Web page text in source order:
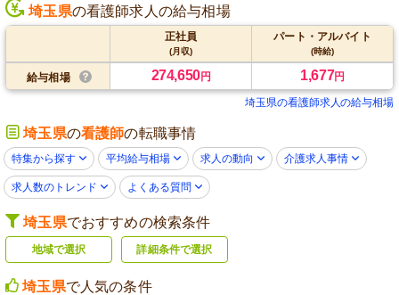
埼玉県の看護師求人の給与相場
正社員
(月収)
パート・アルバイト
(時給)
給与相場 274,650円 1,677円
埼玉県の看護師求人の給与相場
埼玉県の看護師の転職事情
特集から探す 平均給与相場 求人の動向 介護求人事情
求人数のトレンド よくある質問
埼玉県でおすすめの検索条件
地域で選択 詳細条件で選択
埼玉県で人気の条件